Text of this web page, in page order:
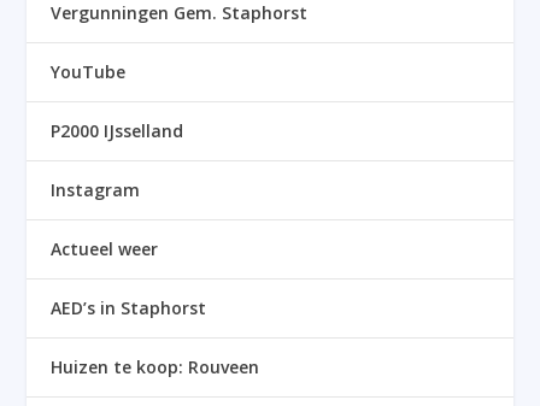
Vergunningen Gem. Staphorst
YouTube
P2000 IJsselland
Instagram
Actueel weer
AED’s in Staphorst
Huizen te koop: Rouveen